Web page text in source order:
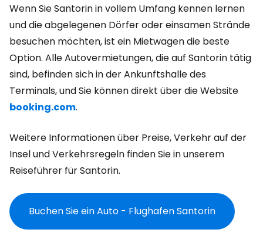
Wenn Sie Santorin in vollem Umfang kennen lernen
und die abgelegenen Dörfer oder einsamen Strände
besuchen möchten, ist ein Mietwagen die beste
Option. Alle Autovermietungen, die auf Santorin tätig
sind, befinden sich in der Ankunftshalle des
Terminals, und Sie können direkt über die Website
booking.com.
Weitere Informationen über Preise, Verkehr auf der
Insel und Verkehrsregeln finden Sie in unserem
Reiseführer für Santorin.
Buchen Sie ein Auto - Flughafen Santorin